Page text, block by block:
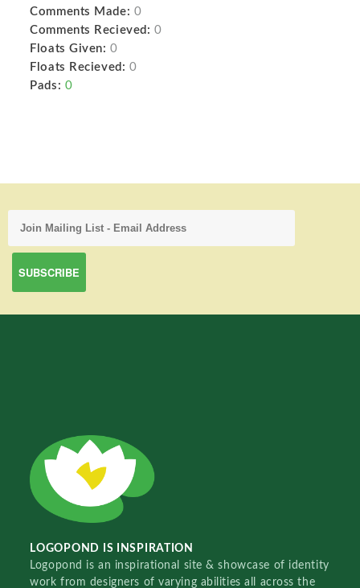
Comments Made: 0
Comments Recieved: 0
Floats Given: 0
Floats Recieved: 0
Pads: 0
LOGOPOND IS INSPIRATION
Logopond is an inspirational site & showcase of identity
work from designers of varying abilities all across the